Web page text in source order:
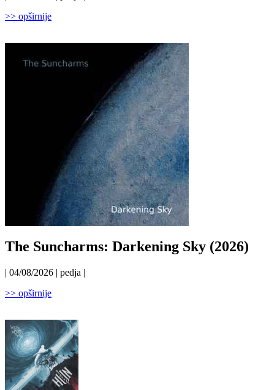
>> opširnije
The Suncharms: Darkening Sky (2026)
| 04/08/2026 | pedja |
>> opširnije